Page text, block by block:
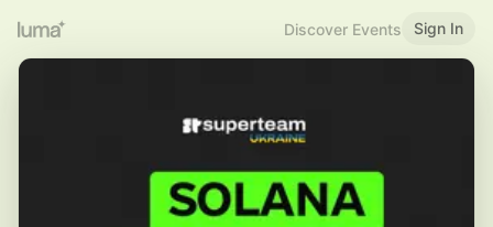
Discover Events Sign In